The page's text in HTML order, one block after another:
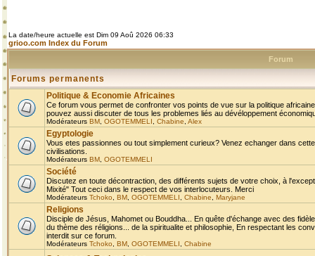
La date/heure actuelle est Dim 09 Aoû 2026 06:33
grioo.com Index du Forum
Forum
Forums permanents
Politique & Economie Africaines
Ce forum vous permet de confronter vos points de vue sur la politique
pouvez aussi discuter de tous les problemes liés au dévéloppement
Modérateurs BM OGOTEMMELI Chabine Alex
Egyptologie
Vous etes passionnes ou tout simplement curieux? Venez echanger dans
civilisations.
Modérateurs BM OGOTEMMELI
Société
Discutez en toute décontraction, des différents sujets de votre choix, à
Mixité" Tout ceci dans le respect de vos interlocuteurs. Merci
Modérateurs Tchoko BM OGOTEMMELI Chabine Maryjane
Religions
Disciple de Jésus, Mahomet ou Bouddha... En quête d'échange avec des
du thème des réligions... de la spiritualite et philosophie, En respectant les
interdit sur ce forum.
Modérateurs Tchoko BM OGOTEMMELI Chabine